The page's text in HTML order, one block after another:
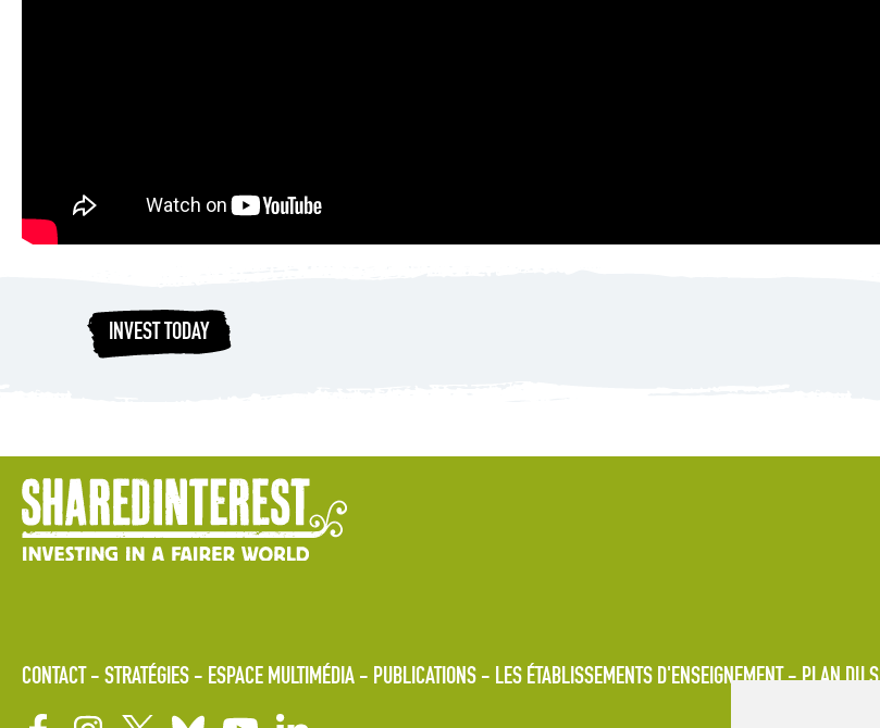
INVEST TODAY
CONTACT STRATÉGIES ESPACE MULTIMÉDIA PUBLICATIONS LES ÉTABLISSEMENTS D'ENSEIGNEMENT PLAN DU